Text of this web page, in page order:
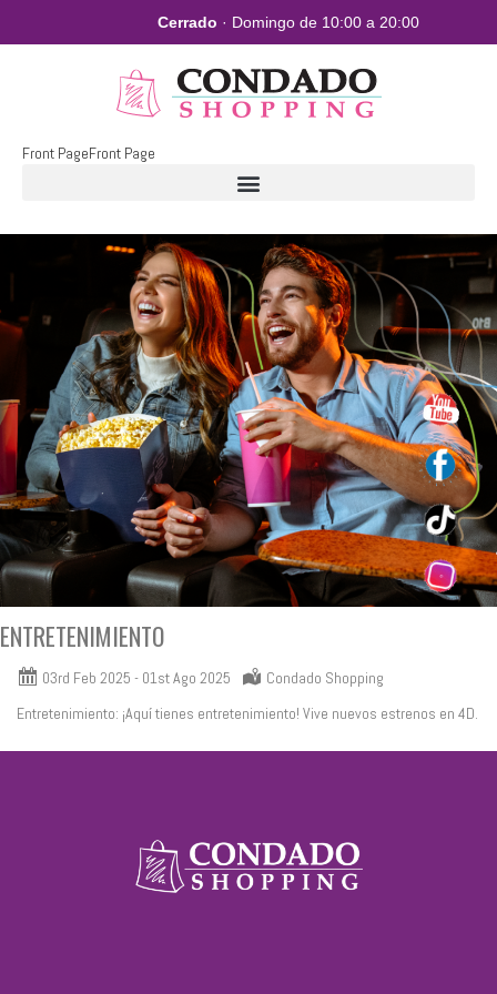
Cerrado · Domingo de 10:00 a 20:00
Front PageFront Page
ENTRETENIMIENTO
03rd Feb 2025 - 01st Ago 2025
Condado Shopping
Entretenimiento: ¡Aquí tienes entretenimiento! Vive nuevos estrenos en 4D.